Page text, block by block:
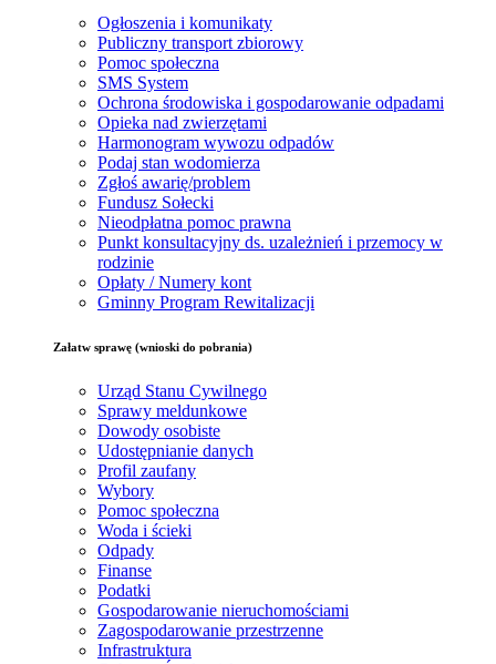
Ogłoszenia i komunikaty
Publiczny transport zbiorowy
Pomoc społeczna
SMS System
Ochrona środowiska i gospodarowanie odpadami
Opieka nad zwierzętami
Harmonogram wywozu odpadów
Podaj stan wodomierza
Zgłoś awarię/problem
Fundusz Sołecki
Nieodpłatna pomoc prawna
Punkt konsultacyjny ds. uzależnień i przemocy w
rodzinie
Opłaty / Numery kont
Gminny Program Rewitalizacji
Załatw sprawę (wnioski do pobrania)
Urząd Stanu Cywilnego
Sprawy meldunkowe
Dowody osobiste
Udostępnianie danych
Profil zaufany
Wybory
Pomoc społeczna
Woda i ścieki
Odpady
Finanse
Podatki
Gospodarowanie nieruchomościami
Zagospodarowanie przestrzenne
Infrastruktura